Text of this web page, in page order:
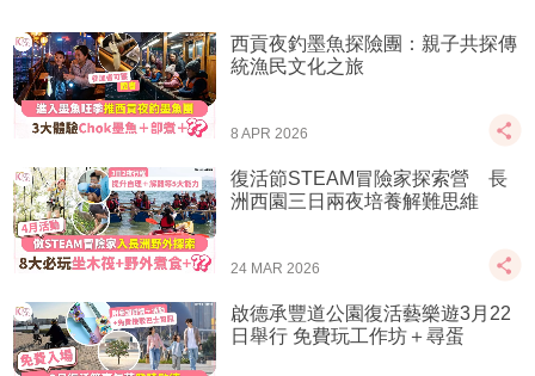
西貢夜釣墨魚探險團：親子共探傳
統漁民文化之旅
8 APR 2026
復活節STEAM冒險家探索營 長
洲西園三日兩夜培養解難思維
24 MAR 2026
啟德承豐道公園復活藝樂遊3月22
日舉行 免費玩工作坊＋尋蛋